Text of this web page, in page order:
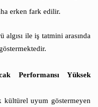
erken fark edilir.
algısı ile iş tatmini arasında
Performansı Yüksek
kültürel uyum göstermeyen